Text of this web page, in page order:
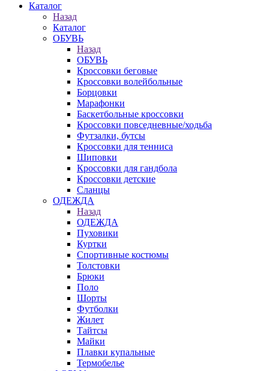
Каталог
Назад
Каталог
ОБУВЬ
Назад
ОБУВЬ
Кроссовки беговые
Кроссовки волейбольные
Борцовки
Марафонки
Баскетбольные кроссовки
Кроссовки повседневные/ходьба
Футзалки, бутсы
Кроссовки для тенниса
Шиповки
Кроссовки для гандбола
Кроссовки детские
Сланцы
ОДЕЖДА
Назад
ОДЕЖДА
Пуховики
Куртки
Спортивные костюмы
Толстовки
Брюки
Поло
Шорты
Футболки
Жилет
Тайтсы
Майки
Плавки купальные
Термобелье